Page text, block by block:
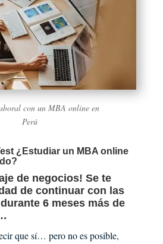
con un MBA online en
Perú
¿Estudiar un MBA online
de negocios! Se te
de continuar con las
6 meses más de
que sí… pero no es posible,